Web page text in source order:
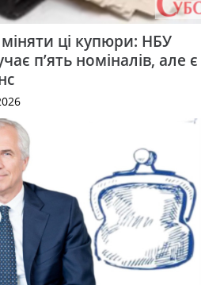
ці купюри: НБУ
п’ять номіналів, але є